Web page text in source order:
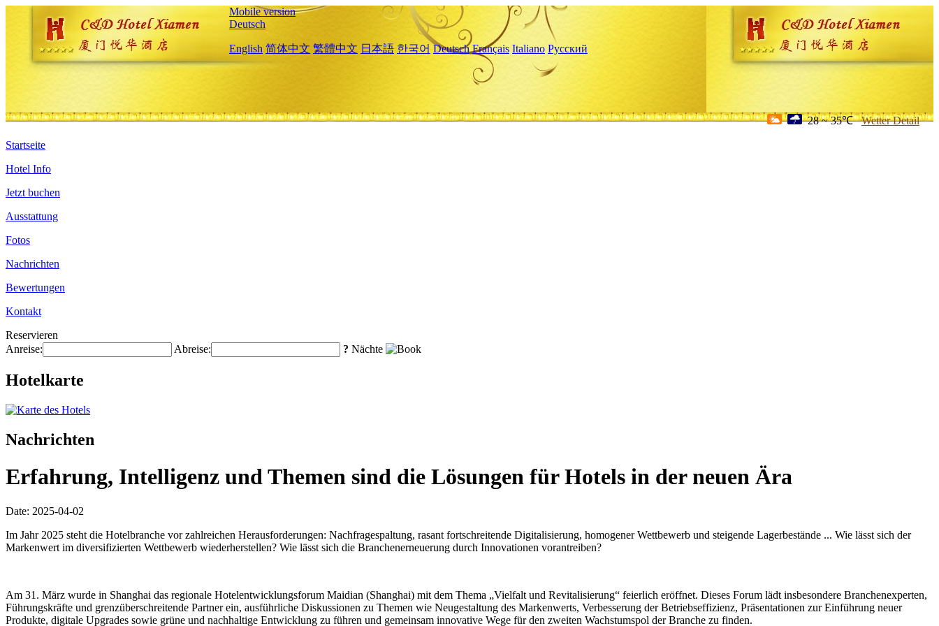
Mobile version
Deutsch
English 简体中文 繁體中文 日本語 한국어 Deutsch Français Italiano Русский
28 ~ 35℃ Wetter Detail
Startseite
Hotel Info
Jetzt buchen
Ausstattung
Fotos
Nachrichten
Bewertungen
Kontakt
Reservieren
Anreise:
Abreise: ? Nächte
Hotelkarte
Nachrichten
Erfahrung, Intelligenz und Themen sind die Lösungen für Hotels in der neuen Ära
Date: 2025-04-02
Im Jahr 2025 steht die Hotelbranche vor zahlreichen Herausforderungen: Nachfragespaltung, rasant fortschreitende Digitalisierung, homogener Wettbewerb und steigende Lagerbestände ... Wie lässt sich der
Markenwert im diversifizierten Wettbewerb wiederherstellen? Wie lässt sich die Branchenerneuerung durch Innovationen vorantreiben?
Am 31. März wurde in Shanghai das regionale Hotelentwicklungsforum Maidian (Shanghai) mit dem Thema „Vielfalt und Revitalisierung“ feierlich eröffnet. Dieses Forum lädt insbesondere Branchenexperten,
Führungskräfte und grenzüberschreitende Partner ein, ausführliche Diskussionen zu Themen wie Neugestaltung des Markenwerts, Verbesserung der Betriebseffizienz, Präsentationen zur Einführung neuer
Produkte, digitale Upgrades sowie grüne und nachhaltige Entwicklung zu führen und gemeinsam innovative Wege für den zweiten Wachstumspol der Branche zu finden.